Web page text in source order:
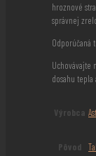
hroznové
správnej
Odporúčaná
Uchovávajte
dosahu
Výrobca
Pôvod